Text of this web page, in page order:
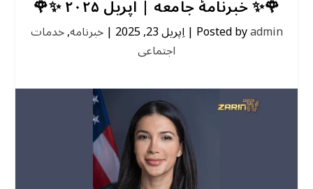
🌹✨ خبرنامهٔ جامعه | اپریل ۲۰۲۵ ✨🌹
Posted byadmin
|اِپریل 23, 2025 |خبرنامه,خدمات
اجتماعی